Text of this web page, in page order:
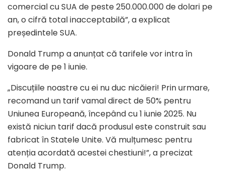
comercial cu SUA de peste 250.000.000 de dolari pe
an, o cifră total inacceptabilă”, a explicat
președintele SUA.
Donald Trump a anunțat că tarifele vor intra în
vigoare de pe 1 iunie.
„Discuțiile noastre cu ei nu duc nicăieri! Prin urmare,
recomand un tarif vamal direct de 50% pentru
Uniunea Europeană, începând cu 1 iunie 2025. Nu
există niciun tarif dacă produsul este construit sau
fabricat în Statele Unite. Vă mulțumesc pentru
atenția acordată acestei chestiuni!”, a precizat
Donald Trump.